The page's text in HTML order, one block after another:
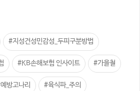
#지성건성민감성_두피구분방법
#KB손해보험 인사이트 #가을철
방고나리 #육식파_주의